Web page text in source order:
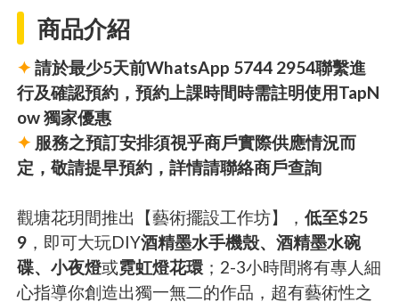
商品介紹
✦ 請於最少5天前WhatsApp 5744 2954聯繫進
行及確認預約，預約上課時間時需註明使用TapN
ow 獨家優惠
✦ 服務之預訂安排須視乎商戶實際供應情況而
定，敬請提早預約，詳情請聯絡商戶查詢
觀塘花玥間推出【藝術擺設工作坊】，低至$25
9 ，即可大玩DIY酒精墨水手機殼、酒精墨水碗
碟、小夜燈或霓虹燈花環 ；2-3小時間將有專人細
心指導你創造出獨一無二的作品，超有藝術性之